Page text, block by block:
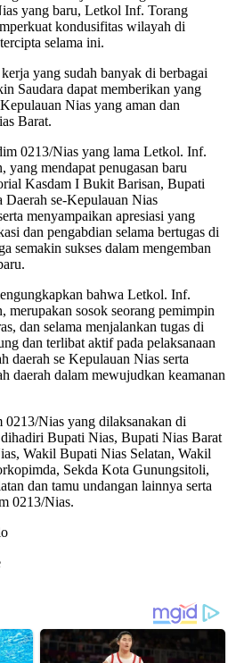
yang baru, Letkol Inf. Torang
kondusifitas wilayah di
selama ini.
yang sudah banyak di berbagai
Saudara dapat memberikan yang
Nias yang aman dan
Barat.
0213/Nias yang lama Letkol. Inf.
yang mendapat penugasan baru
Kasdam I Bukit Barisan, Bupati
se-Kepulauan Nias
menyampaikan apresiasi yang
dan pengabdian selama bertugas di
semakin sukses dalam mengemban
bahwa Letkol. Inf.
merupakan sosok seorang pemimpin
dan selama menjalankan tugas di
dan terlibat aktif pada pelaksanaan
daerah se Kepulauan Nias serta
daerah dalam mewujudkan keamanan
0213/Nias yang dilaksanakan di
Bupati Nias, Bupati Nias Barat
Wakil Bupati Nias Selatan, Wakil
Sekda Kota Gunungsitoli,
dan tamu undangan lainnya serta
0213/Nias.